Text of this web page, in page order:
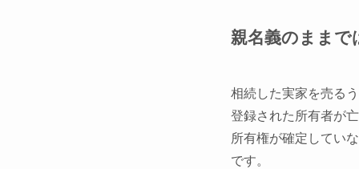
親名義のままで
相続した実家を売る
登録された所有者が
所有権が確定してい
です。